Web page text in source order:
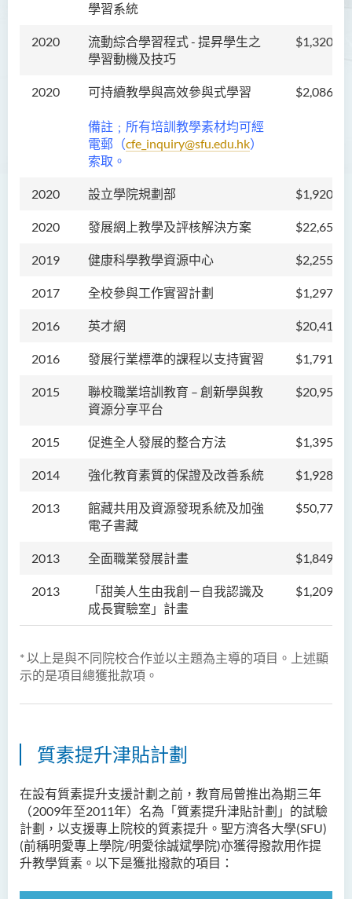
學習系統
2020
流動綜合學習程式 - 提昇學生之
學習動機及技巧
2020 可持續教學與高效參與式學習
備註﹔所有培訓教學素材均可經
電郵（cfe_inquiry@sfu.edu.hk）
索取。
2020 設立學院規劃部
2020 發展網上教學及評核解決方案
2019 健康科學教學資源中心
2017 全校參與工作實習計劃
2016 英才網
2016 發展行業標準的課程以支持實習
2015
聯校職業培訓教育 – 創新學與教
資源分享平台
2015 促進全人發展的整合方法
2014 強化教育素質的保證及改善系統
2013
館藏共用及資源發現系統及加強
電子書藏
2013 全面職業發展計畫
2013
「甜美人生由我創－自我認識及
成長實驗室」計畫
* 以上是與不同院校合作並以主題為主導的項目。上述顯
示的是項目總獲批款項。
質素提升津貼計劃
在設有質素提升支援計劃之前，教育局曾推出為期三年
（2009年至2011年）名為「質素提升津貼計劃」的試驗
計劃，以支援專上院校的質素提升。 聖方濟各大學(SFU)
(前稱明愛專上學院/明愛徐誠斌學院)亦獲得撥款用作提
升教學質素。以下是獲批撥款的項目：